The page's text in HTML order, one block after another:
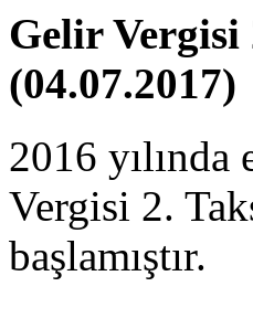
Gelir Vergisi
(04.07.2017)
2016
Vergisi 2.
başlamıştır.